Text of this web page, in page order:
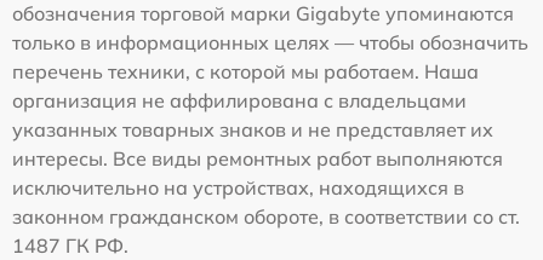
обозначения торговой марки Gigabyte упоминаются
только в информационных целях — чтобы обозначить
перечень техники, с которой мы работаем. Наша
организация не аффилирована с владельцами
указанных товарных знаков и не представляет их
интересы. Все виды ремонтных работ выполняются
исключительно на устройствах, находящихся в
законном гражданском обороте, в соответствии со ст.
1487 ГК РФ.